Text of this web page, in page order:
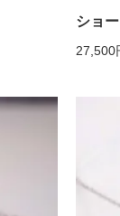
ショ
27,500